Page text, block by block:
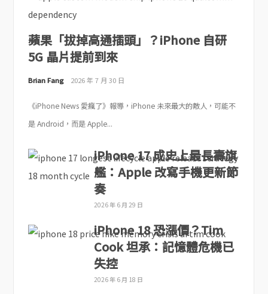
蘋果「拔掉高通插頭」？iPhone 自研
5G 晶片提前到來
Brian Fang 2026 年 7 月 30 日
《iPhone News 愛瘋了》報導，iPhone 未來最大的敵人，可能不
是 Android，而是 Apple...
iPhone 17 成史上最長壽旗
艦：Apple 改寫手機更新節
奏
2026 年 6 月 29 日
iPhone 18 恐漲價？Tim
Cook 坦承：記憶體危機已
失控
2026 年 6 月 18 日